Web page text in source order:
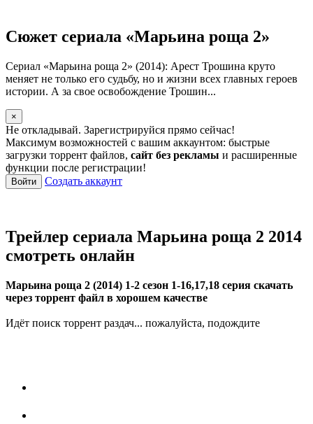
Сюжет сериала «Марьина роща 2»
Сериал «Марьина роща 2» (2014): Арест Трошина круто
меняет не только его судьбу, но и жизни всех главных героев
истории. А за свое освобождение Трошин...
×
Не откладывай. Зарегистрируйся прямо сейчас!
Максимум возможностей с вашим аккаунтом: быстрые
загрузки торрент файлов, сайт без рекламы и расширенные
функции после регистрации!
Войти Создать аккаунт
Трейлер сериала Марьина роща 2 2014
смотреть онлайн
Марьина роща 2 (2014) 1-2 сезон 1-16,17,18 серия скачать
через торрент файл в хорошем качестве
Идёт поиск торрент раздач... пожалуйста, подождите